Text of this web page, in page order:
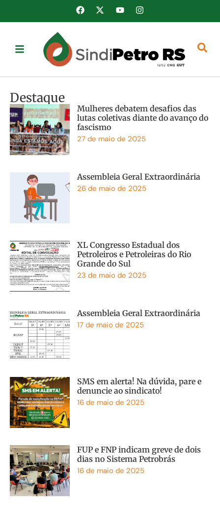
Destaque
Mulheres debatem desafios das
lutas coletivas diante do avanço do
fascismo
27 de maio de 2025
Assembleia Geral Extraordinária
26 de maio de 2025
XL Congresso Estadual dos
Petroleiros e Petroleiras do Rio
Grande do Sul
23 de maio de 2025
Assembleia Geral Extraordinária
17 de maio de 2025
SMS em alerta! Na dúvida, pare e
denuncie ao sindicato!
16 de maio de 2025
FUP e FNP indicam greve de dois
dias no Sistema Petrobrás
16 de maio de 2025